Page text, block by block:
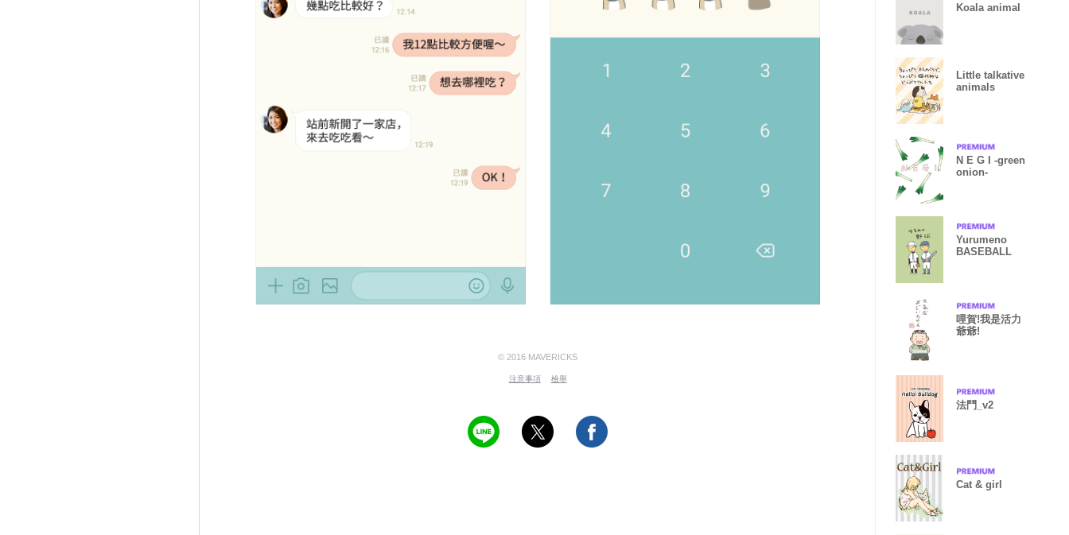
© 2016 MAVERICKS
注意事項 檢舉
Koala animal
Little talkative
animals
N E G I -green
onion-
Yurumeno
BASEBALL
哩賀!我是活力
爺爺!
法鬥_v2
Cat & girl